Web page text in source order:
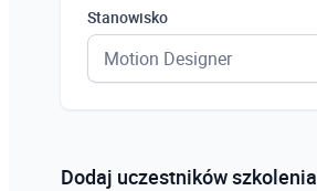
Stanowisko
Dodaj uczestników szkolenia